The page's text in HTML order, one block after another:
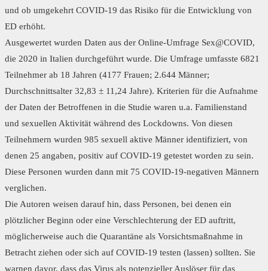
und ob umgekehrt COVID-19 das Risiko für die Entwicklung von
ED erhöht.
Ausgewertet wurden Daten aus der Online-Umfrage Sex@COVID,
die 2020 in Italien durchgeführt wurde. Die Umfrage umfasste 6821
Teilnehmer ab 18 Jahren (4177 Frauen; 2.644 Männer;
Durchschnittsalter 32,83 ± 11,24 Jahre). Kriterien für die Aufnahme
der Daten der Betroffenen in die Studie waren u.a. Familienstand
und sexuellen Aktivität während des Lockdowns. Von diesen
Teilnehmern wurden 985 sexuell aktive Männer identifiziert, von
denen 25 angaben, positiv auf COVID-19 getestet worden zu sein.
Diese Personen wurden dann mit 75 COVID-19-negativen Männern
verglichen.
Die Autoren weisen darauf hin, dass Personen, bei denen ein
plötzlicher Beginn oder eine Verschlechterung der ED auftritt,
möglicherweise auch die Quarantäne als Vorsichtsmaßnahme in
Betracht ziehen oder sich auf COVID-19 testen (lassen) sollten. Sie
warnen davor, dass das Virus als potenzieller Auslöser für das